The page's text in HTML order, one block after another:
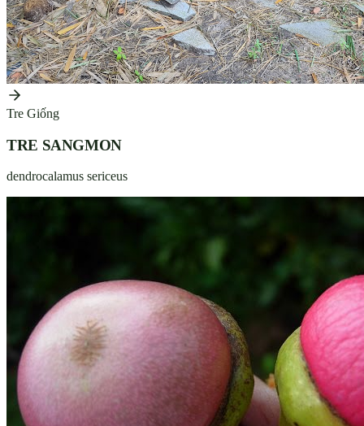
Tre Giống
TRE SANGMON
dendrocalamus sericeus